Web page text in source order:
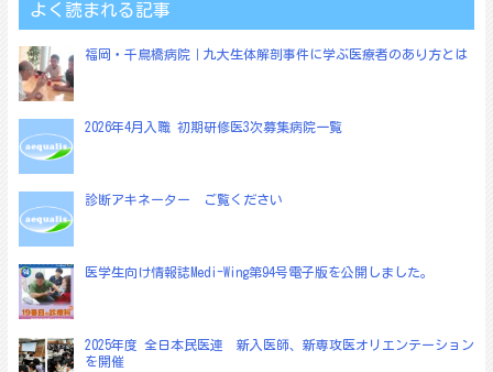
シ
ョ
よく読まれる記事
福岡・千鳥橋病院｜九大生体解剖事件に学ぶ医療者のあり方とは
2026年4月入職 初期研修医3次募集病院一覧
診断アキネーター ご覧ください
医学生向け情報誌Medi-Wing第94号電子版を公開しました。
2025年度 全日本民医連 新入医師、新専攻医オリエンテーション
を開催